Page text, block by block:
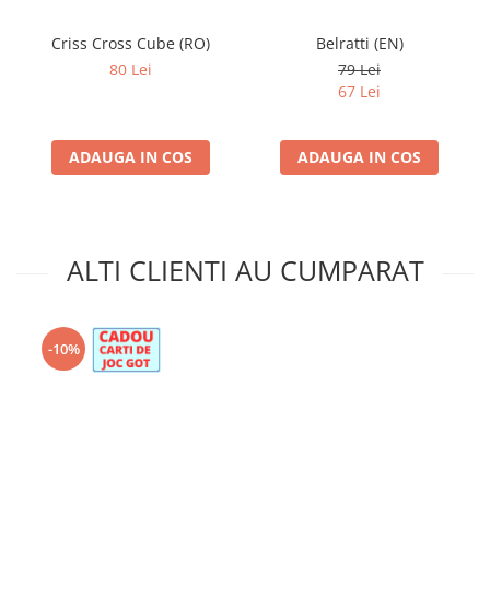
Criss Cross Cube (RO)
80 Lei
ADAUGA IN COS
Belratti (EN)
79 Lei
67 Lei
ADAUGA IN COS
ALTI CLIENTI AU CUMPARAT
-10%